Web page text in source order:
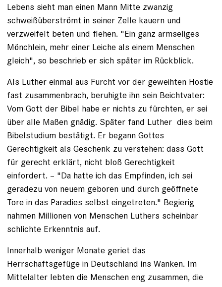
Lebens sieht man einen Mann Mitte zwanzig
schweißüberströmt in seiner Zelle kauern und
verzweifelt beten und flehen. "Ein ganz armseliges
Mönch­lein, mehr einer Leiche als einem Menschen
gleich", so beschrieb er sich später im Rückblick.
Als Luther einmal aus Furcht vor der geweihten Hostie
fast zusammenbrach, beruhigte ihn sein Beichtvater:
Vom Gott der Bibel habe er nichts zu fürchten, er sei
über alle Maßen gnädig. Später fand Luther ­ dies beim
Bibelstudium bestätigt. Er begann Gottes
Gerechtigkeit als Geschenk zu verstehen: dass Gott
für gerecht erklärt, nicht bloß Gerechtigkeit
einfordert. – "Da hatte ich das Empfinden, ich sei
geradezu von neuem geboren und durch geöffnete
Tore in das Paradies selbst eingetreten." Begierig
nahmen Millionen von Menschen Luthers scheinbar
schlichte Erkenntnis auf.
Innerhalb weniger Monate geriet das
Herrschaftsgefüge in Deutschland ins Wanken. Im
Mittelalter lebten die Menschen eng zusammen, die